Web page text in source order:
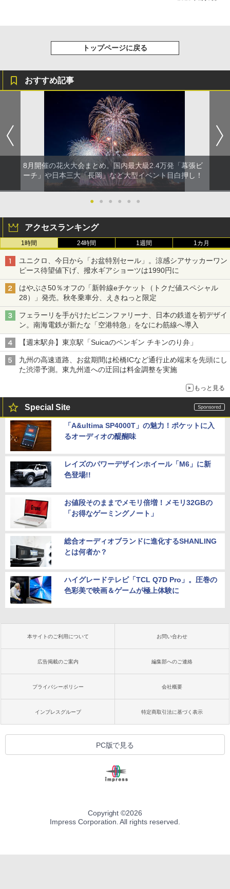
トップページに戻る
おすすめ記事
8月開催の花火大会まとめ。国内最大級2.4万発「幕張ビ
ーチ」や日本三大「長岡」など大型イベント目白押し！
● ● ● ● ● ●
アクセスランキング
1時間 24時間 1週間 1カ月
ユニクロ、今日から「お盆特別セール」。涼感シアサッカーワン
ピース待望値下げ、撥水ギアショーツは1990円に
はやぶさ50％オフの「新幹線eチケット（トクだ値スペシャル
28）」発売。秋冬乗車分、えきねっと限定
フェラーリを手がけたピニンファリーナ、日本の鉄道を初デザイ
ン。南海電鉄が新たな「空港特急」をなにわ筋線へ導入
【週末駅弁】東京駅「Suicaのペンギン チキンのり弁」
九州の高速道路、お盆期間は松橋ICなど通行止め端末を先頭にし
た渋滞予測。東九州道への迂回は料金調整を実施
もっと見る
Special Site
「A&ultima SP4000T」の魅力！ポケットに入
るオーディオの醍醐味
レイズのパワーデザインホイール「M6」に新
色登場!!
お値段そのままでメモリ倍増！メモリ32GBの
「お得なゲーミングノート」
総合オーディオブランドに進化するSHANLING
とは何者か？
ハイグレードテレビ「TCL Q7D Pro」。圧巻の
色彩美で映画＆ゲームが極上体験に
本サイトのご利用について お問い合わせ
広告掲載のご案内 編集部へのご連絡
プライバシーポリシー 会社概要
インプレスグループ 特定商取引法に基づく表示
PC版で見る
Copyright ©2026
Impress Corporation. All rights reserved.